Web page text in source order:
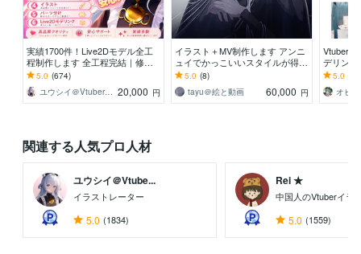
実績1700件！Live2Dモデル全工
程制作します 全工程完結｜修正
無制限｜著作権譲渡込｜初心者も
安心
5.0 (674)
ユウシイ＠Vtuber制作 20,000 円
イラスト＋MV制作します アンニ
ュイでかっこいいスタイルが得意
です
5.0 (8)
tayu＠絵と動画
60,000 円
Vtuberに
デリン
0%割引
5.0
関連する人気プロ人材
ユウシイ＠Vtube...
イラストレーター
5.0 (1834)
Rei ★
中国人のVtuberイラ
5.0 (1559)